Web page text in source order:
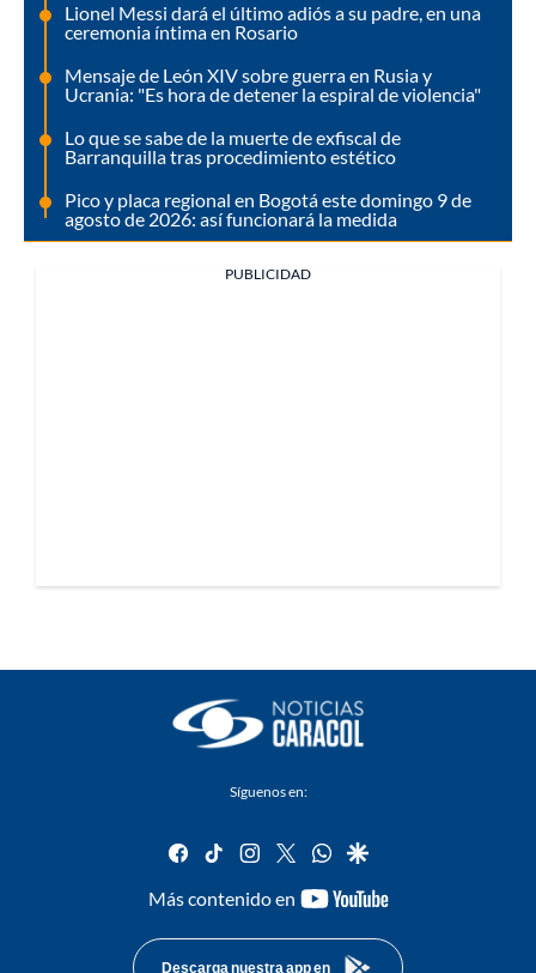
Lionel Messi dará el último adiós a su padre, en una
ceremonia íntima en Rosario
Mensaje de León XIV sobre guerra en Rusia y
Ucrania: "Es hora de detener la espiral de violencia"
Lo que se sabe de la muerte de exfiscal de
Barranquilla tras procedimiento estético
Pico y placa regional en Bogotá este domingo 9 de
agosto de 2026: así funcionará la medida
PUBLICIDAD
Síguenos en:
facebook
tiktok instagram
twitterwhatsapp
google
Más contenido en
youtube-
Descarga nuestra app en